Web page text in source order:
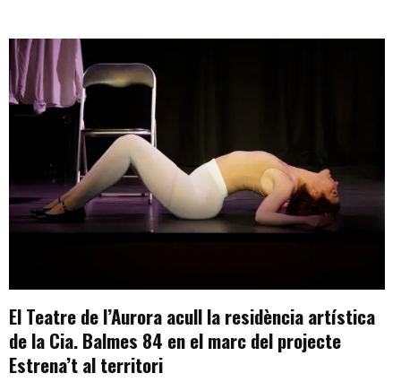
El Teatre de l’Aurora acull la residència artística
de la Cia. Balmes 84 en el marc del projecte
Estrena’t al territori